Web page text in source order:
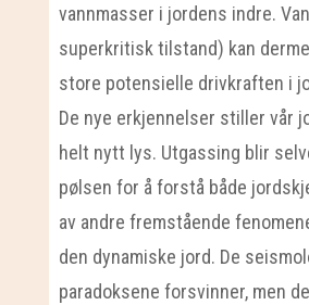
vannmasser i jordens indre.
superkritisk tilstand) kan
store potensielle drivkraften i
De nye erkjennelser stiller vår
helt nytt lys. Utgassing blir
pølsen for å forstå både
av andre fremstående
den dynamiske jord. De
paradoksene forsvinner, men